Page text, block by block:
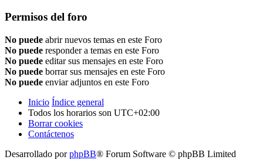
Permisos del foro
No puede abrir nuevos temas en este Foro
No puede responder a temas en este Foro
No puede editar sus mensajes en este Foro
No puede borrar sus mensajes en este Foro
No puede enviar adjuntos en este Foro
Inicio Índice general
Todos los horarios son UTC+02:00
Borrar cookies
Contáctenos
Desarrollado porphpBB® Forum Software © phpBB Limited